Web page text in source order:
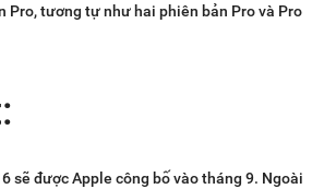
Pro, tương tự như hai phiên bản Pro và Pro
sẽ được Apple công bố vào tháng 9. Ngoài